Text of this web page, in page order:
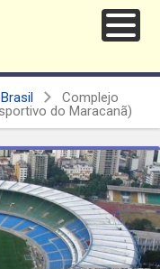
Complejo
do Maracanã)